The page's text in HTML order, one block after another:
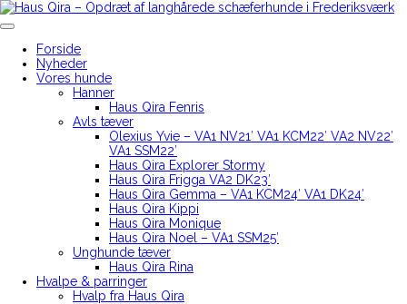
Skip
to
Forside
Nyheder
Vores hunde
Hanner
Haus Qira Fenris
Avls tæver
Olexius Yvie – VA1 NV21′ VA1 KCM22′ VA2 NV22′
VA1 SSM22′
Haus Qira Explorer Stormy
Haus Qira Frigga VA2 DK23′
Haus Qira Gemma – VA1 KCM24′ VA1 DK24′
Haus Qira Kippi
Haus Qira Monique
Haus Qira Noel – VA1 SSM25′
Unghunde tæver
Haus Qira Rina
Hvalpe & parringer
Hvalp fra Haus Qira